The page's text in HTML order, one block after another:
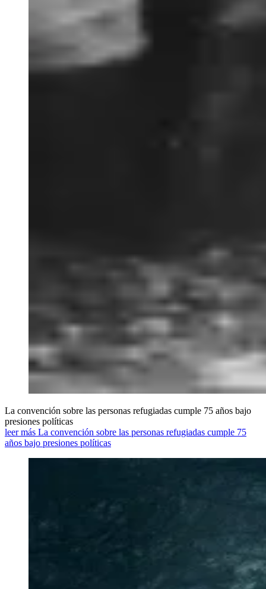
La convención sobre las personas refugiadas cumple 75 años bajo
presiones políticas
leer más La convención sobre las personas refugiadas cumple 75
años bajo presiones políticas